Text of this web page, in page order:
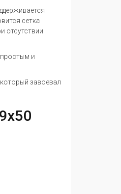
сетка
отсутствии
и
завоевал